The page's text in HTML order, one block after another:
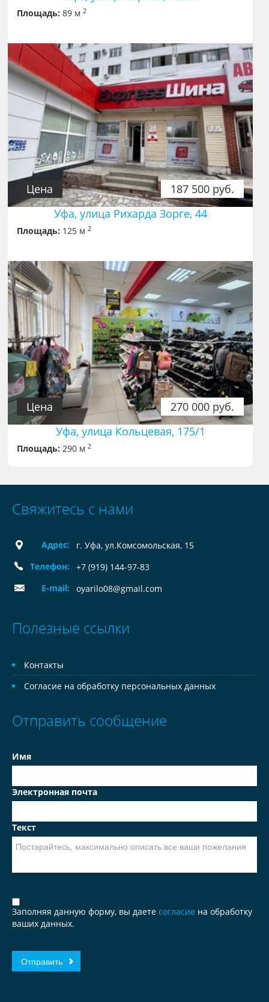
Площадь: 89 м2
187 500 руб.
Цена
Уфа, улица Рихарда Зорге, 44
Площадь: 125 м2
270 000 руб.
Цена
Уфа, улица Кольцевая, 175/1
Площадь: 290 м2
Свяжитесь с нами
Адрес:
г. Уфа, ул.Комсомольская, 15
Телефон:
+7 (919) 144-97-83
E-mail:
oyarilo08@gmail.com
Полезные ссылки
Контакты
Согласие на обработку персональных данных
Отправить сообщение
Имя
Электронная почта
Текст
Заполняя данную форму, вы даете согласие на обработку
ваших данных.